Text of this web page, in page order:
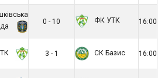
0 - 10 ФК УТК 16:00
3 - 1 СК Базис 16:00